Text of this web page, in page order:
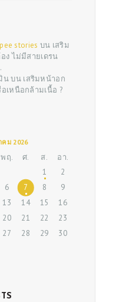
stories บน เสริม
ง ไม่มีสายเดรน
นบน เสริมหน้าอก
เหนือกล้ามเนื้อ ?
คม 2026
พฤ. ศ. ส. อา.
1
2
6 7 8
9
13 14 15
16
20 21 22
23
27 28 29
30